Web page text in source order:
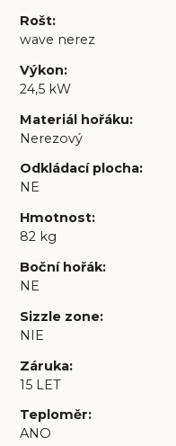
Rošt:
wave nerez
Výkon:
24,5 kW
Materiál hořáku:
Nerezový
Odkládací plocha:
NE
Hmotnost:
82 kg
Boční hořák:
NE
Sizzle zone:
NIE
Záruka:
15 LET
Teploměr:
ANO